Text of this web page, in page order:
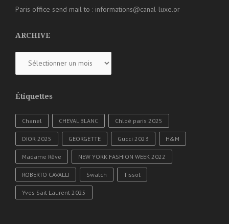
Paris office send mail to : informations@canal-luxe.or
ARCHIVE
Étiquettes
Chanel CHEVAL BLANC Chloé paris 2025
DIOR 2025 GEORGETTE Gucci 2023 H&M
Madame Rêve NEW YORK FASHION WEEK 2022
ROBERTO CAVALLI Swatch Tissot
Yves Sait Laurent 2025